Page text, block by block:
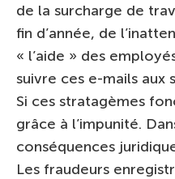
de la surcharge de
fin d’année, de
« l’aide » des
suivre ces e-mails aux
Si ces stratagèmes
grâce à l’impunité.
conséquences
Les fraudeurs